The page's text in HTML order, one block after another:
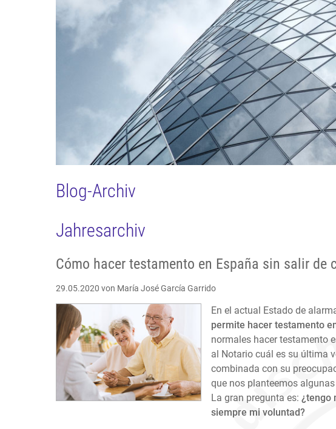
Blog-Archiv
Jahresarchiv
Cómo hacer testamento en España sin salir de
29.05.2020 von María José García Garrido
En el actual Estado de
permite hacer testamento
normales hacer testamento
al Notario cuál es su última
combinada con su
que nos planteemos
La gran pregunta es: ¿tengo
siempre mi voluntad?